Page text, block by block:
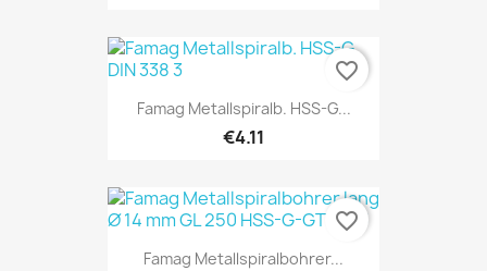
Famag Metallspiralb. HSS-G...
€4.11
favorite_border
Famag Metallspiralbohrer...
favorite_border